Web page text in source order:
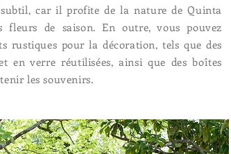
subtil, car il profite de la nature de Quinta
fleurs de saison. En outre, vous pouvez
rustiques pour la décoration, tels que des
en verre réutilisées, ainsi que des boîtes
les souvenirs.